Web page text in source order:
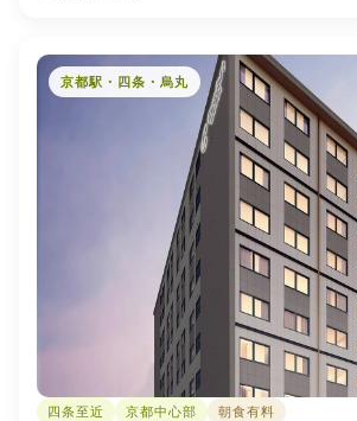
京都駅・四条・烏丸
四条至近 京都中心部 朝食有料